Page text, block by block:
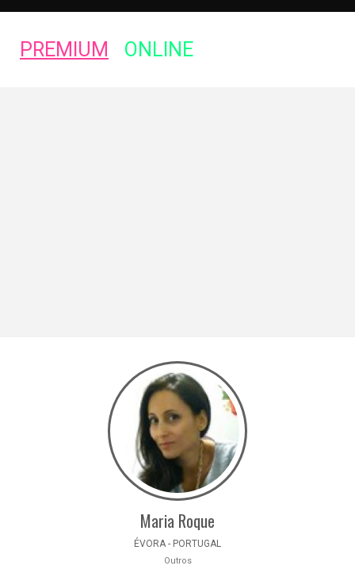
PREMIUM ONLINE
Maria Roque
ÉVORA - PORTUGAL
Outros